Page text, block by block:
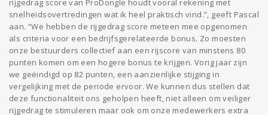
rijgedrag score van ProDongle houdt vooral rekening met
snelheidsovertredingen wat ik heel praktisch vind.”, geeft Pascal
aan. “We hebben de rijgedrag score meteen mee opgenomen
als criteria voor een bedrijfsgerelateerde bonus. Zo moesten
onze bestuurders collectief aan een rijscore van minstens 80
punten komen om een hogere bonus te krijgen. Vorig jaar zijn
we geëindigd op 82 punten, een aanzienlijke stijging in
vergelijking met de periode ervoor. We kunnen dus stellen dat
deze functionaliteit ons geholpen heeft, niet alleen om veiliger
rijgedrag te stimuleren maar ook om onze medewerkers extra